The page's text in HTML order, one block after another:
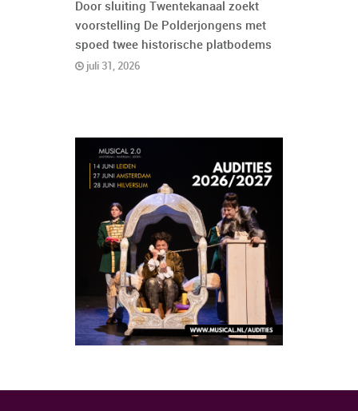
Door sluiting Twentekanaal zoekt
voorstelling De Polderjongens met
spoed twee historische platbodems
juli 31, 2026